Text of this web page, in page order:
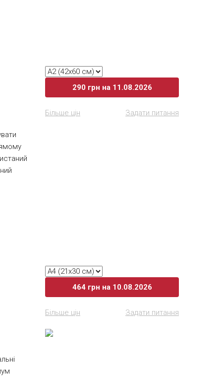
290грн на 11.08.2026
Більше цін Задати питання
464грн на 10.08.2026
Більше цін Задати питання